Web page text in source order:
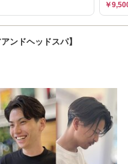
￥
ンドヘッドスパ】